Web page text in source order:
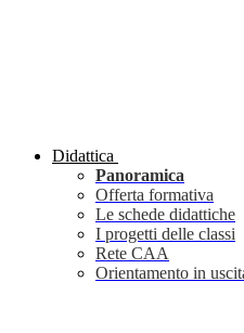
Didattica
Panoramica
Offerta formativa
Le schede didattiche
I progetti delle classi
Rete CAA
Orientamento in